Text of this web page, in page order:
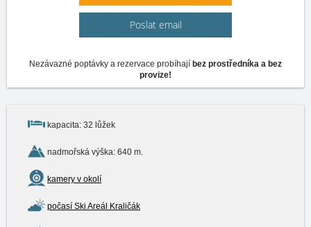
Poslat email
Nezávazné poptávky a rezervace probíhají bez prostředníka a bez
provize!
kapacita: 32 lůžek
nadmořská výška: 640 m.
kamery v okolí
počasí Ski Areál Kraličák